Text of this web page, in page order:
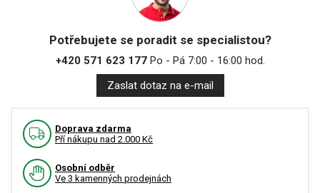
Potřebujete se poradit se specialistou?
+420 571 623 177Po - Pá 7:00 - 16:00 hod.
Zaslat dotaz na e-mail
Doprava zdarma
Pří nákupu nad 2.000 Kč
Osobní odběr
Ve 3 kamenných prodejnách